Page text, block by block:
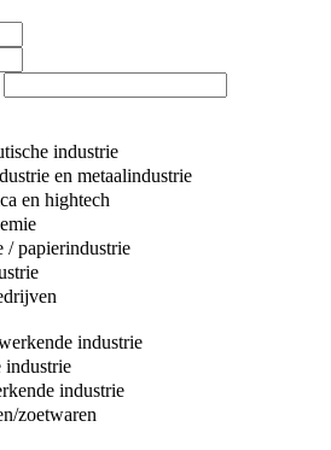
industrie
en metaalindustrie
en hightech
/ papierindustrie
industrie
industrie
industrie
zoetwaren